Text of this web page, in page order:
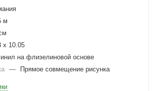
м
x 10.05
на флизелиновой основе
— Прямое совмещение рисунка